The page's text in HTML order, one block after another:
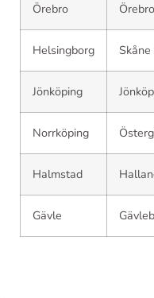
Örebro
Helsingborg Skåne
Jönköping
Norrköping
Halmstad
Gävle